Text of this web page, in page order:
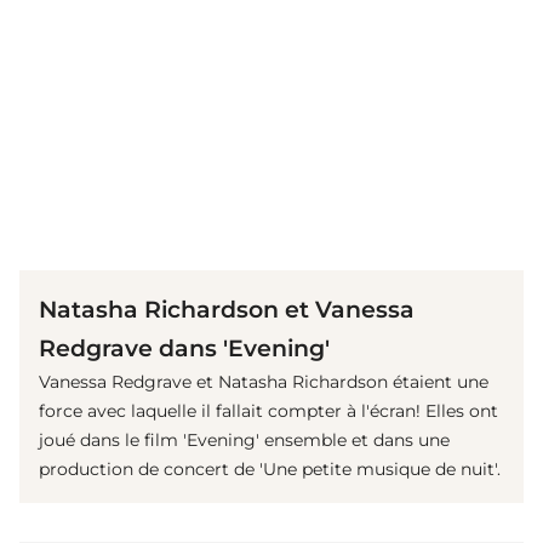
Natasha Richardson et Vanessa
Redgrave dans 'Evening'
Vanessa Redgrave et Natasha Richardson étaient une
force avec laquelle il fallait compter à l'écran! Elles ont
joué dans le film 'Evening' ensemble et dans une
production de concert de 'Une petite musique de nuit'.